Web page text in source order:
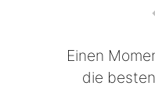
Einen
die